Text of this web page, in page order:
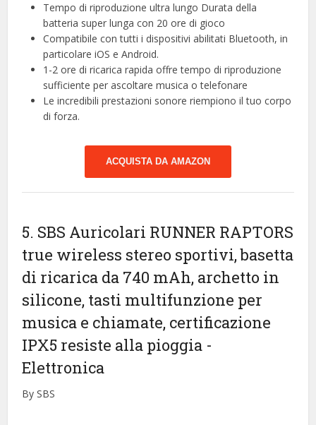
Tempo di riproduzione ultra lungo Durata della
batteria super lunga con 20 ore di gioco
Compatibile con tutti i dispositivi abilitati Bluetooth, in
particolare iOS e Android.
1-2 ore di ricarica rapida offre tempo di riproduzione
sufficiente per ascoltare musica o telefonare
Le incredibili prestazioni sonore riempiono il tuo corpo
di forza.
ACQUISTA DA AMAZON
5. SBS Auricolari RUNNER RAPTORS
true wireless stereo sportivi, basetta
di ricarica da 740 mAh, archetto in
silicone, tasti multifunzione per
musica e chiamate, certificazione
IPX5 resiste alla pioggia -
Elettronica
By SBS